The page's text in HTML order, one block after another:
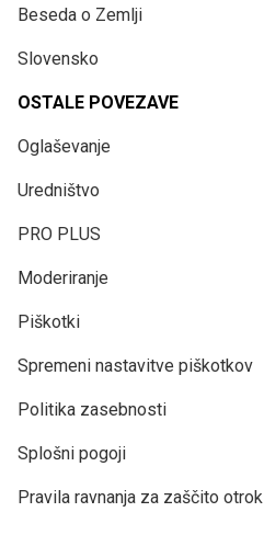
Beseda o Zemlji
Slovensko
OSTALE POVEZAVE
Oglaševanje
Uredništvo
PRO PLUS
Moderiranje
Piškotki
Spremeni nastavitve piškotkov
Politika zasebnosti
Splošni pogoji
Pravila ravnanja za zaščito otrok